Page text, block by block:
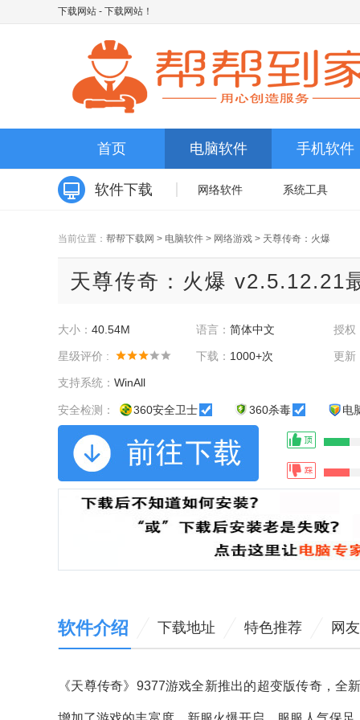
下载网站 - 下载网站！
首页 电脑软件 手机软件
软件下载 网络软件 系统工具
当前位置： 帮帮下载网 > 电脑软件 > 网络游戏 > 天尊传奇：火爆
天尊传奇：火爆 v2.5.12.21
大小： 40.54M 语言： 简体中文 授权
星级评价 : 下载： 1000+次 更新
支持系统： WinAll
安全检测： 360安全卫士 360杀毒 电
软件介绍 下载地址 特色推荐 网
《天尊传奇》9377游戏全新推出的超变版传奇，